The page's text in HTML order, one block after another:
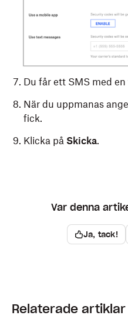
Du får ett SMS med
När du uppmanas
fick.
Klicka på Skicka.
Var denna
Ja, tack!
Relaterade artiklar